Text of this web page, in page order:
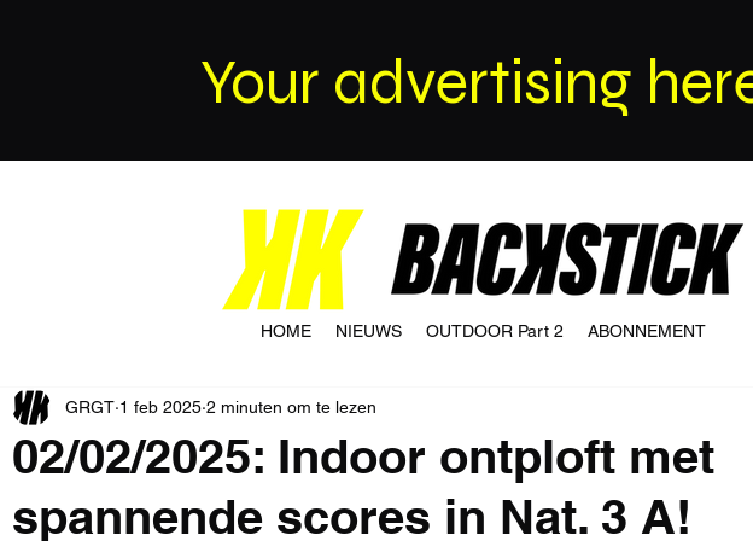
Your advertising
HOME NIEUWS OUTDOOR Part 2 ABONNEMENT
02/02/2025: Indoor ontploft met
spannende scores in Nat. 3 A!
GRGT 1 feb 2025 2 minuten om te lezen